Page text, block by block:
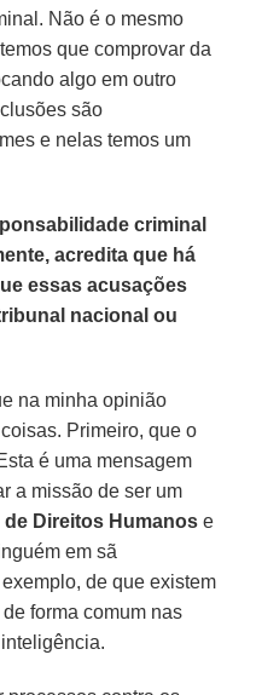
Não é o mesmo
que comprovar da
algo em outro
são
e nelas temos um
criminal
acredita que há
essas acusações
nacional ou
na minha opinião
Primeiro, que o
é uma mensagem
a missão de ser um
Direitos Humanos e
em sã
de que existem
forma comum nas